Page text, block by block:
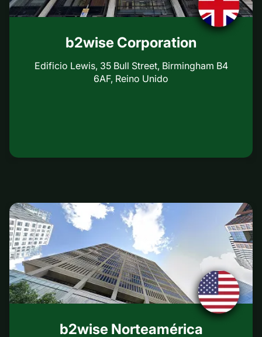
b2wise Corporation
Edificio Lewis, 35 Bull Street, Birmingham B4
6AF, Reino Unido
b2wise Norteamérica